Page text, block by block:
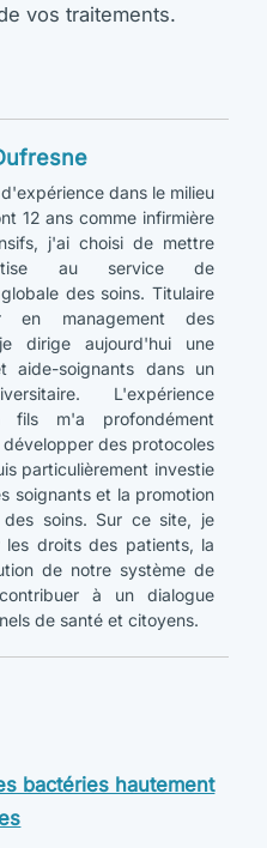
vos traitements.
dans le milieu
12 ans comme infirmière
j'ai choisi de mettre
au service de
des soins. Titulaire
en management des
dirige aujourd'hui une
aide-soignants dans un
L'expérience
fils m'a profondément
des protocoles
particulièrement investie
soignants et la promotion
soins. Sur ce site, je
droits des patients, la
de notre système de
à un dialogue
de santé et citoyens.
bactéries hautement